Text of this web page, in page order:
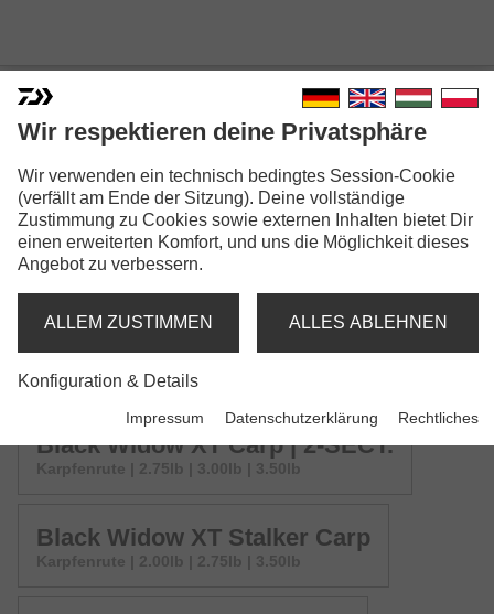
BLACK WIDOW XT CARP
Sicherheitshinweise GPSR (PDF)
Modellausführungen: 4
Black Widow XT Carp | 2-SECT.
Karpfenrute | 2.75lb | 3.00lb | 3.50lb
Black Widow XT Stalker Carp
Karpfenrute | 2.00lb | 2.75lb | 3.50lb
Wir respektieren deine Privatsphäre
Wir verwenden ein technisch bedingtes Session-Cookie
(verfällt am Ende der Sitzung). Deine vollständige
Zustimmung zu Cookies sowie externen Inhalten bietet Dir
einen erweiterten Komfort, und uns die Möglichkeit dieses
Angebot zu verbessern.
ALLEM ZUSTIMMEN ALLES ABLEHNEN
Konfiguration & Details
Impressum Datenschutzerklärung Rechtliches